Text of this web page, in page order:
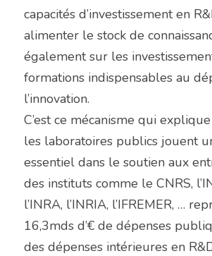
capacités d’investissement en
alimenter le stock de
également sur les
formations indispensables au
l’innovation.
C’est ce mécanisme qui explique
les laboratoires publics jouent
essentiel dans le soutien aux
des instituts comme le CNRS,
l’INRA, l’INRIA, l’IFREMER, …
16,3mds d’€ de dépenses
des dépenses intérieures en